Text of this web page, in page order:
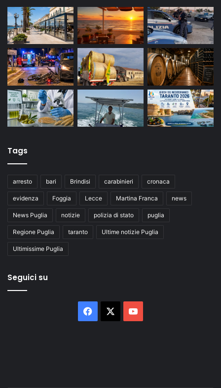
Tags
arresto bari Brindisi carabinieri cronaca
evidenza Foggia Lecce Martina Franca news
News Puglia notizie polizia di stato puglia
Regione Puglia taranto Ultime notizie Puglia
Ultimissime Puglia
Seguici su
Facebook